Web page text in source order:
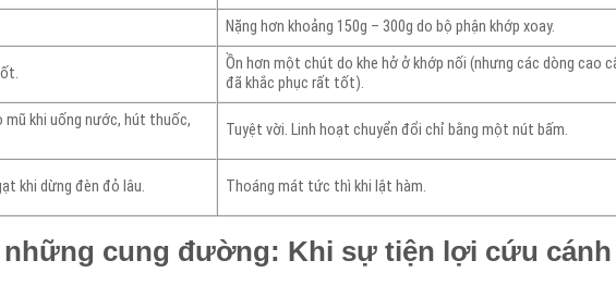
Nặng hơn khoảng 150g – 300g do bộ phận khớp xoay.
Ồn hơn một chút do khe hở ở khớp nối (nhưng các dòng cao
đã khắc phục rất tốt).
mũ khi uống nước, hút thuốc,
Tuyệt vời. Linh hoạt chuyển đổi chỉ bằng một nút bấm.
khi dừng đèn đỏ lâu. Thoáng mát tức thì khi lật hàm.
những cung đường: Khi sự tiện lợi cứu cánh